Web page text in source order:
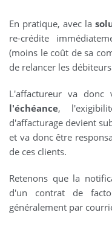
En pratique, avec la
re-crédite
(moins le coût de sa
de relancer les
L'affactureur va donc
l'échéance,
d'affacturage devient
et va donc être
de ces clients.
Retenons que la
d'un contrat de
généralement par